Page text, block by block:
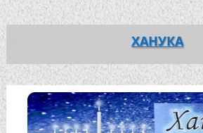
ХАНУКА